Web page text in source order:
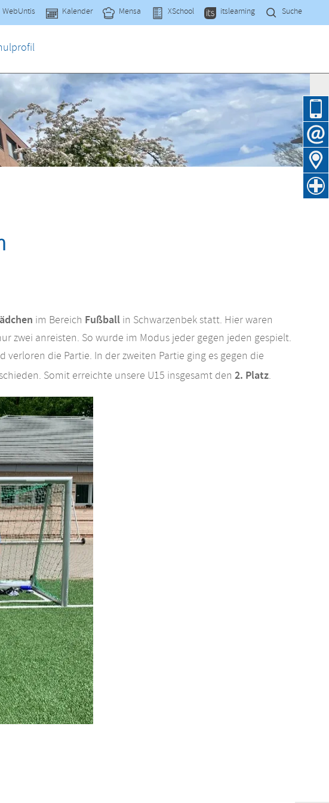
WebUntis Kalender Mensa XSchool itslearning Suche
im Bereich Fußball in Schwarzenbek statt. Hier waren
zwei anreisten. So wurde im Modus jeder gegen jeden gespielt.
die Partie. In der zweiten Partie ging es gegen die
Somit erreichte unsere U15 insgesamt den 2. Platz.